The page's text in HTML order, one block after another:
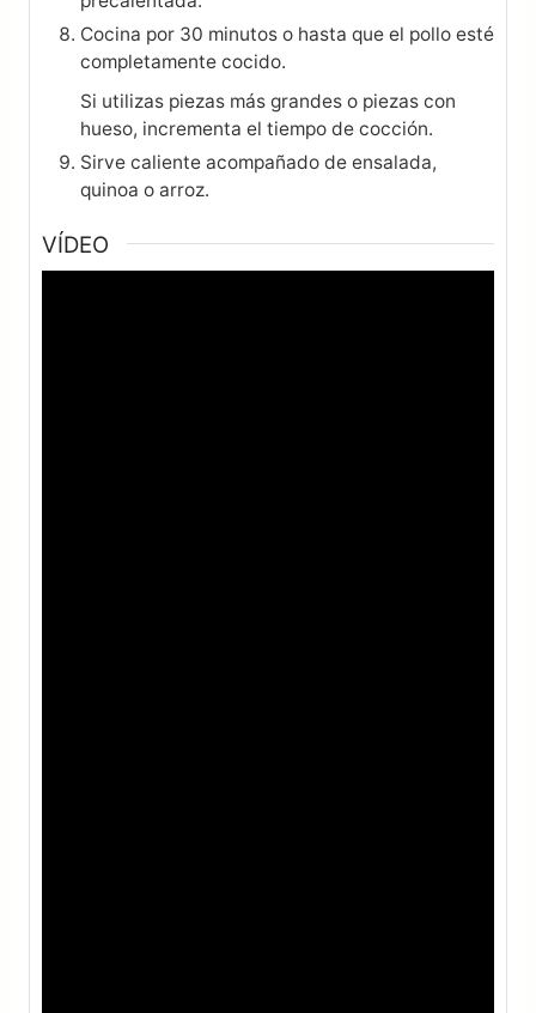
Cocina por 30 minutos o hasta que el pollo esté
completamente cocido.
Si utilizas piezas más grandes o piezas con
hueso, incrementa el tiempo de cocción.
Sirve caliente acompañado de ensalada,
quinoa o arroz.
VÍDEO